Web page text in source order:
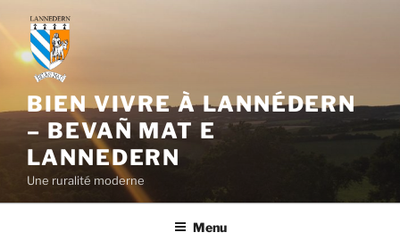
contenu
principal
BIEN VIVRE À LANNÉDERN
– BEVAÑ MAT E
LANNEDERN
Une ruralité moderne
Menu